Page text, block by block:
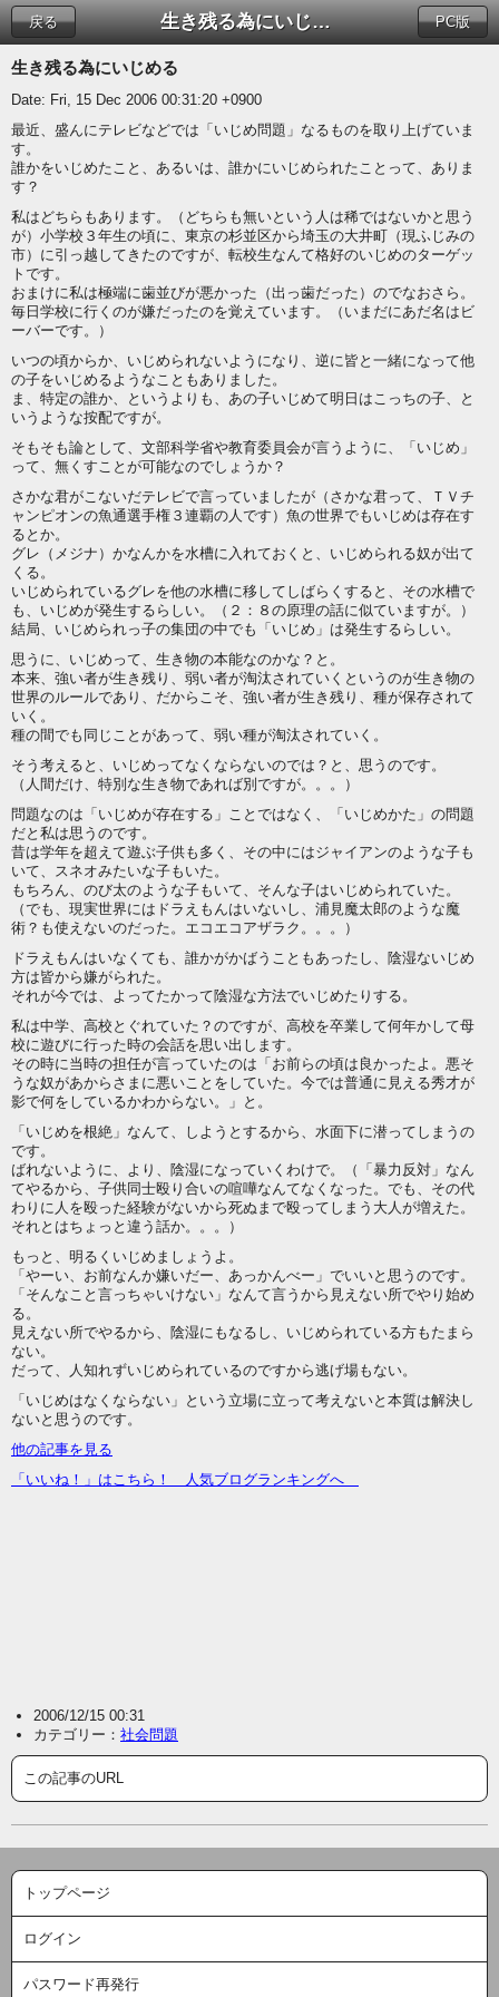
生き残る為にいじめる
戻る PC版
生き残る為にいじめる
Date: Fri, 15 Dec 2006 00:31:20 +0900
最近、盛んにテレビなどでは「いじめ問題」なるものを取り上げていま
す。
誰かをいじめたこと、あるいは、誰かにいじめられたことって、ありま
す？
私はどちらもあります。（どちらも無いという人は稀ではないかと思う
が）小学校３年生の頃に、東京の杉並区から埼玉の大井町（現ふじみの
市）に引っ越してきたのですが、転校生なんて格好のいじめのターゲッ
トです。
おまけに私は極端に歯並びが悪かった（出っ歯だった）のでなおさら。
毎日学校に行くのが嫌だったのを覚えています。（いまだにあだ名はビ
ーバーです。）
いつの頃からか、いじめられないようになり、逆に皆と一緒になって他
の子をいじめるようなこともありました。
ま、特定の誰か、というよりも、あの子いじめて明日はこっちの子、と
いうような按配ですが。
そもそも論として、文部科学省や教育委員会が言うように、「いじめ」
って、無くすことが可能なのでしょうか？
さかな君がこないだテレビで言っていましたが（さかな君って、ＴＶチ
ャンピオンの魚通選手権３連覇の人です）魚の世界でもいじめは存在す
るとか。
グレ（メジナ）かなんかを水槽に入れておくと、いじめられる奴が出て
くる。
いじめられているグレを他の水槽に移してしばらくすると、その水槽で
も、いじめが発生するらしい。（２：８の原理の話に似ていますが。）
結局、いじめられっ子の集団の中でも「いじめ」は発生するらしい。
思うに、いじめって、生き物の本能なのかな？と。
本来、強い者が生き残り、弱い者が淘汰されていくというのが生き物の
世界のルールであり、だからこそ、強い者が生き残り、種が保存されて
いく。
種の間でも同じことがあって、弱い種が淘汰されていく。
そう考えると、いじめってなくならないのでは？と、思うのです。
（人間だけ、特別な生き物であれば別ですが。。。）
問題なのは「いじめが存在する」ことではなく、「いじめかた」の問題
だと私は思うのです。
昔は学年を超えて遊ぶ子供も多く、その中にはジャイアンのような子も
いて、スネオみたいな子もいた。
もちろん、のび太のような子もいて、そんな子はいじめられていた。
（でも、現実世界にはドラえもんはいないし、浦見魔太郎のような魔
術？も使えないのだった。エコエコアザラク。。。）
ドラえもんはいなくても、誰かがかばうこともあったし、陰湿ないじめ
方は皆から嫌がられた。
それが今では、よってたかって陰湿な方法でいじめたりする。
私は中学、高校とぐれていた？のですが、高校を卒業して何年かして母
校に遊びに行った時の会話を思い出します。
その時に当時の担任が言っていたのは「お前らの頃は良かったよ。悪そ
うな奴があからさまに悪いことをしていた。今では普通に見える秀才が
影で何をしているかわからない。」と。
「いじめを根絶」なんて、しようとするから、水面下に潜ってしまうの
です。
ばれないように、より、陰湿になっていくわけで。（「暴力反対」なん
てやるから、子供同士殴り合いの喧嘩なんてなくなった。でも、その代
わりに人を殴った経験がないから死ぬまで殴ってしまう大人が増えた。
それとはちょっと違う話か。。。）
もっと、明るくいじめましょうよ。
「やーい、お前なんか嫌いだー、あっかんべー」でいいと思うのです。
「そんなこと言っちゃいけない」なんて言うから見えない所でやり始め
る。
見えない所でやるから、陰湿にもなるし、いじめられている方もたまら
ない。
だって、人知れずいじめられているのですから逃げ場もない。
「いじめはなくならない」という立場に立って考えないと本質は解決し
ないと思うのです。
他の記事を見る
「いいね！」はこちら！ 人気ブログランキングへ
2006/12/15 00:31
カテゴリー： 社会問題
この記事のURL
トップページ
ログイン
パスワード再発行